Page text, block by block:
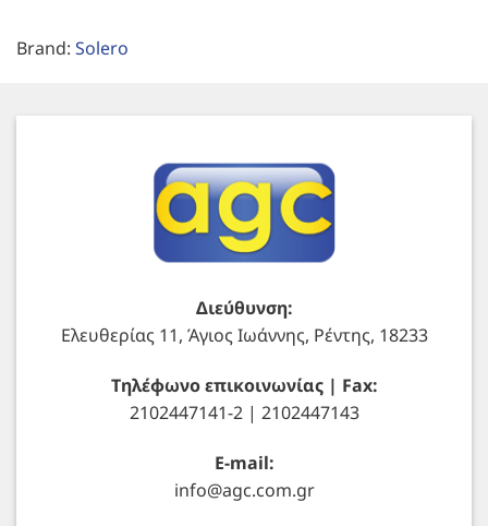
Brand: Solero
Διεύθυνση:
Ελευθερίας 11, Άγιος Ιωάννης, Ρέντης, 18233
Τηλέφωνο επικοινωνίας | Fax:
2102447141-2 | 2102447143
E-mail:
info@agc.com.gr